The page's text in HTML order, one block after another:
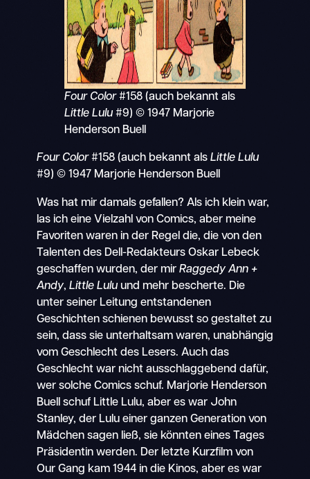
Four Color#158 (auch bekannt als
Little Lulu#9) © 1947 Marjorie
Henderson Buell
Four Color#158 (auch bekannt als Little Lulu
#9) © 1947 Marjorie Henderson Buell
Was hat mir damals gefallen? Als ich klein war,
las ich eine Vielzahl von Comics, aber meine
Favoriten waren in der Regel die, die von den
Talenten des Dell-Redakteurs Oskar Lebeck
geschaffen wurden, der mir Raggedy Ann +
Andy, Little Luluund mehr bescherte. Die
unter seiner Leitung entstandenen
Geschichten schienen bewusst so gestaltet zu
sein, dass sie unterhaltsam waren, unabhängig
vom Geschlecht des Lesers. Auch das
Geschlecht war nicht ausschlaggebend dafür,
wer solche Comics schuf. Marjorie Henderson
Buell schuf Little Lulu, aber es war John
Stanley, der Lulu einer ganzen Generation von
Mädchen sagen ließ, sie könnten eines Tages
Präsidentin werden. Der letzte Kurzfilm von
Our Gang kam 1944 in die Kinos, aber es war